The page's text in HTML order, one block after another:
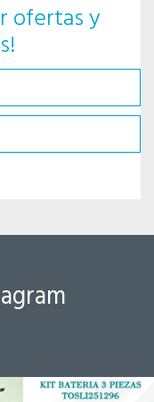
ofertas y